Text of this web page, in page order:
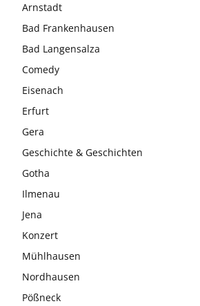
Arnstadt
Bad Frankenhausen
Bad Langensalza
Comedy
Eisenach
Erfurt
Gera
Geschichte & Geschichten
Gotha
Ilmenau
Jena
Konzert
Mühlhausen
Nordhausen
Pößneck